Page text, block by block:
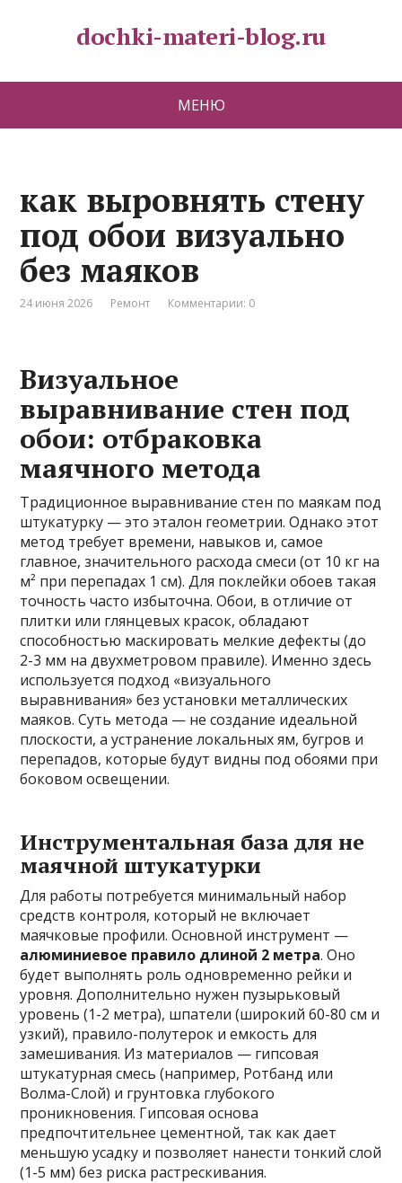
dochki-materi-blog.ru
МЕНЮ
как выровнять стену
под обои визуально
без маяков
24 июня 2026 Ремонт Комментарии: 0
Визуальное
выравнивание стен под
обои: отбраковка
маячного метода
Традиционное выравнивание стен по маякам под
штукатурку — это эталон геометрии. Однако этот
метод требует времени, навыков и, самое
главное, значительного расхода смеси (от 10 кг на
м² при перепадах 1 см). Для поклейки обоев такая
точность часто избыточна. Обои, в отличие от
плитки или глянцевых красок, обладают
способностью маскировать мелкие дефекты (до
2-3 мм на двухметровом правиле). Именно здесь
используется подход «визуального
выравнивания» без установки металлических
маяков. Суть метода — не создание идеальной
плоскости, а устранение локальных ям, бугров и
перепадов, которые будут видны под обоями при
боковом освещении.
Инструментальная база для не
маячной штукатурки
Для работы потребуется минимальный набор
средств контроля, который не включает
маячковые профили. Основной инструмент —
алюминиевое правило длиной 2 метра. Оно
будет выполнять роль одновременно рейки и
уровня. Дополнительно нужен пузырьковый
уровень (1-2 метра), шпатели (широкий 60-80 см и
узкий), правило-полутерок и емкость для
замешивания. Из материалов — гипсовая
штукатурная смесь (например, Ротбанд или
Волма-Слой) и грунтовка глубокого
проникновения. Гипсовая основа
предпочтительнее цементной, так как дает
меньшую усадку и позволяет нанести тонкий слой
(1-5 мм) без риска растрескивания.